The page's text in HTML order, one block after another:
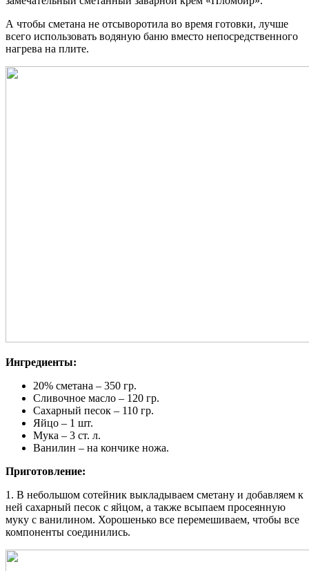
А чтобы сметана не отсыворотила во время готовки, лучше
всего использовать водяную баню вместо непосредственного
нагрева на плите.
Ингредиенты:
20% сметана – 350 гр.
Сливочное масло – 120 гр.
Сахарный песок – 110 гр.
Яйцо – 1 шт.
Мука – 3 ст. л.
Ванилин – на кончике ножа.
Приготовление:
1. В небольшом сотейник выкладываем сметану и добавляем к
ней сахарный песок с яйцом, а также всыпаем просеянную
муку с ванилином. Хорошенько все перемешиваем, чтобы все
компоненты соединились.